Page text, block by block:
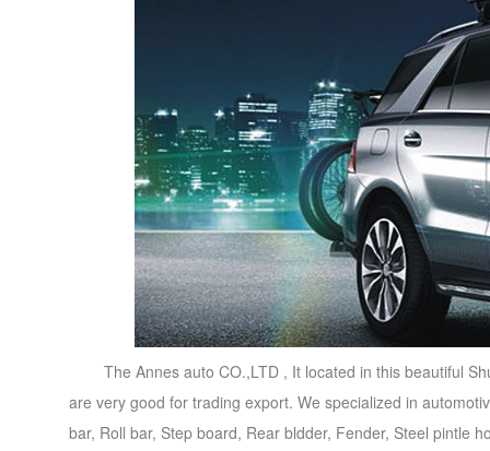
The Annes auto CO.,LTD , It located in this beautiful
are very good for trading export. We specialized in
bar, Roll bar, Step board, Rear bldder, Fender, Steel pintle